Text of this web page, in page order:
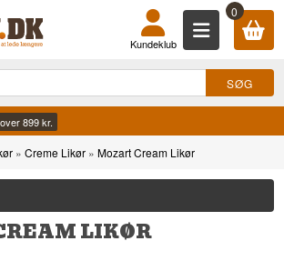
0
Kundeklub
»Creme Likør »Mozart Cream Likør
LIKØR